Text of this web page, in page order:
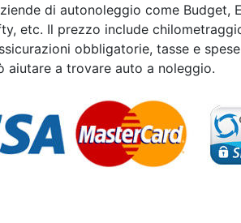
di autonoleggio come Budget,
etc. Il prezzo include
obbligatorie, tasse e
aiutare a trovare auto a noleggio.